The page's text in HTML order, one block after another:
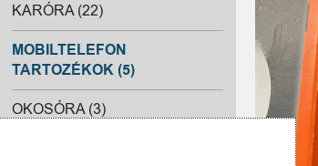
KARÓRA (22)
MOBILTELEFON
TARTOZÉKOK (5)
OKOSÓRA (3)